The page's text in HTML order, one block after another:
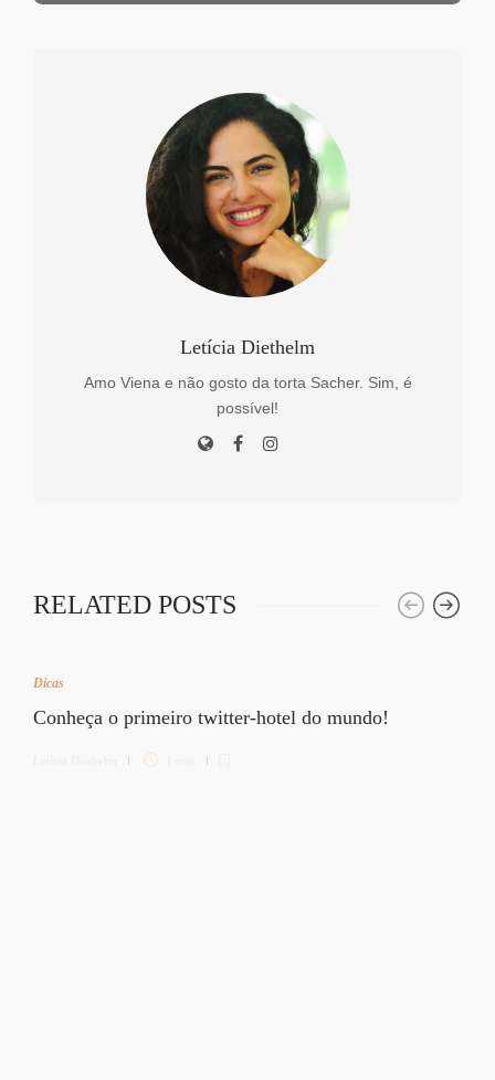
Letícia Diethelm
Amo Viena e não gosto da torta Sacher. Sim, é
possível!
RELATED POSTS
Dicas
Conheça o primeiro twitter-hotel do mundo!
Letícia Diethelm 1 min